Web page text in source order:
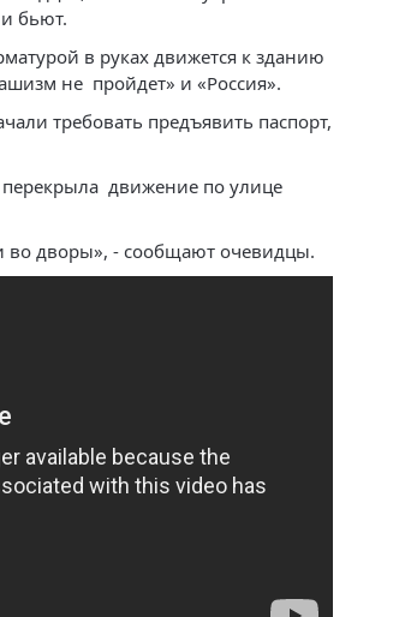
бьют.
в руках движется к зданию
не пройдет» и «Россия».
требовать предъявить паспорт,
движение по улице
во дворы», - сообщают очевидцы.